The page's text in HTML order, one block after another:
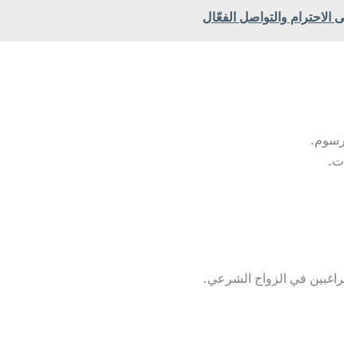
الاحترام والتواصل الفعّال
رسوم.
في الزواج الشرعي.